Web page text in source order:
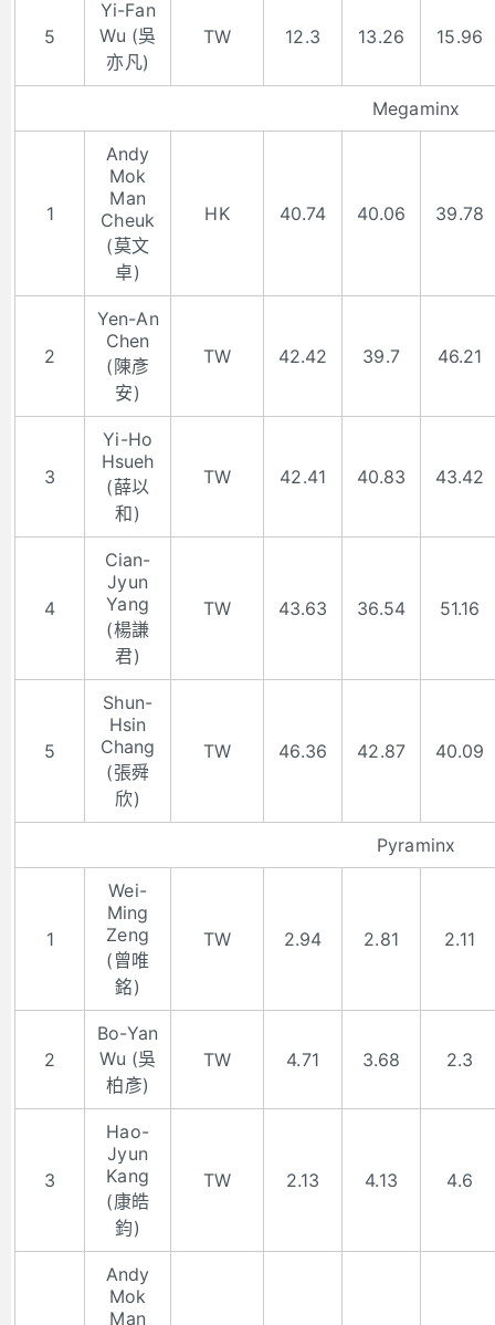
5
Yi-Fan
Wu (吳
亦凡)
TW 12.3 13.26 15.96
Megaminx
1
Andy
Mok
Man
Cheuk
(莫文
卓)
HK 40.74 40.06 39.78
2
Yen-An
Chen
(陳彥
安)
TW 42.42 39.7 46.21
3
Yi-Ho
Hsueh
(薛以
和)
TW 42.41 40.83 43.42
4
Cian-
Jyun
Yang
(楊謙
君)
TW 43.63 36.54 51.16
5
Shun-
Hsin
Chang
(張舜
欣)
TW 46.36 42.87 40.09
Pyraminx
1
Wei-
Ming
Zeng
(曾唯
銘)
TW 2.94 2.81 2.11
2
Bo-Yan
Wu (吳
柏彥)
TW 4.71 3.68 2.3
3
Hao-
Jyun
Kang
(康皓
鈞)
TW 2.13 4.13 4.6
Andy
Mok
Man